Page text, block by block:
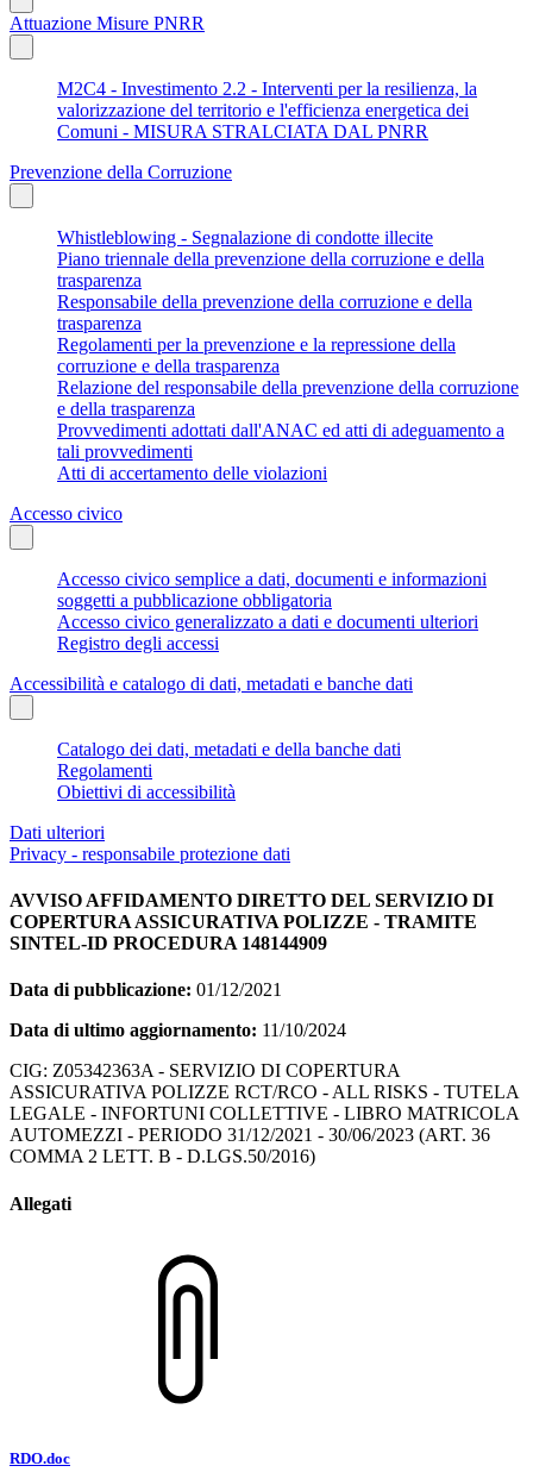
Attuazione Misure PNRR
M2C4 - Investimento 2.2 - Interventi per la resilienza, la
valorizzazione del territorio e l'efficienza energetica dei
Comuni - MISURA STRALCIATA DAL PNRR
Prevenzione della Corruzione
Whistleblowing - Segnalazione di condotte illecite
Piano triennale della prevenzione della corruzione e della
trasparenza
Responsabile della prevenzione della corruzione e della
trasparenza
Regolamenti per la prevenzione e la repressione della
corruzione e della trasparenza
Relazione del responsabile della prevenzione della corruzione
e della trasparenza
Provvedimenti adottati dall'ANAC ed atti di adeguamento a
tali provvedimenti
Atti di accertamento delle violazioni
Accesso civico
Accesso civico semplice a dati, documenti e informazioni
soggetti a pubblicazione obbligatoria
Accesso civico generalizzato a dati e documenti ulteriori
Registro degli accessi
Accessibilità e catalogo di dati, metadati e banche dati
Catalogo dei dati, metadati e della banche dati
Regolamenti
Obiettivi di accessibilità
Dati ulteriori
Privacy - responsabile protezione dati
AVVISO AFFIDAMENTO DIRETTO DEL SERVIZIO DI
COPERTURA ASSICURATIVA POLIZZE - TRAMITE
SINTEL-ID PROCEDURA 148144909
Data di pubblicazione: 01/12/2021
Data di ultimo aggiornamento: 11/10/2024
CIG: Z05342363A - SERVIZIO DI COPERTURA
ASSICURATIVA POLIZZE RCT/RCO - ALL RISKS - TUTELA
LEGALE - INFORTUNI COLLETTIVE - LIBRO MATRICOLA
AUTOMEZZI - PERIODO 31/12/2021 - 30/06/2023 (ART. 36
COMMA 2 LETT. B - D.LGS.50/2016)
Allegati
RDO.doc